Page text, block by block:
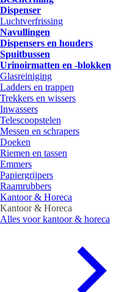
Dispenser
Luchtverfrissing
Navullingen
Dispensers en houders
Spuitbussen
Urinoirmatten en -blokken
Glasreiniging
Ladders en trappen
Trekkers en wissers
Inwassers
Telescoopstelen
Messen en schrapers
Doeken
Riemen en tassen
Emmers
Papiergrijpers
Raamrubbers
Kantoor & Horeca
Kantoor & Horeca
Alles voor kantoor & horeca